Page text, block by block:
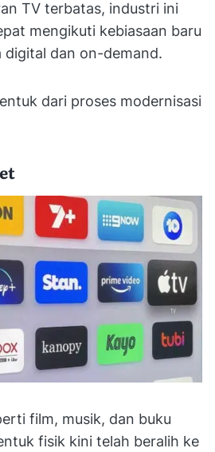
TV terbatas, industri ini
mengikuti kebiasaan baru
digital dan on-demand.
dari proses modernisasi
film, musik, dan buku
fisik kini telah beralih ke